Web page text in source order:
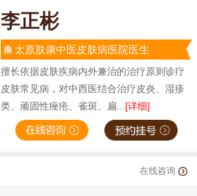
李正彬
太原肤康中医皮肤病医院医生
擅长依据皮肤疾病内外兼治的治疗原则诊疗
皮肤常见病，对中西医结合治疗皮炎、湿疹
类、顽固性痤疮、雀斑、扁...[详细]
在线咨询